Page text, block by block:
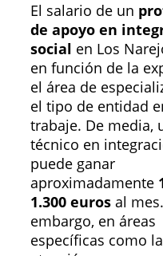
El salario de un
de apoyo en
social en Los
en función de la
el área de
el tipo de entidad
trabaje. De media,
técnico en
puede ganar
aproximadamente
1.300 euros al
embargo, en áreas
específicas como la